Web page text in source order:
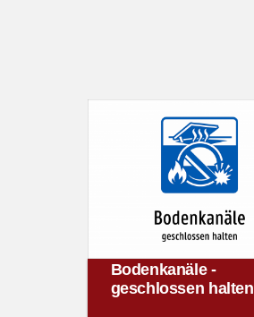
Bodenkanäle -
geschlossen halten